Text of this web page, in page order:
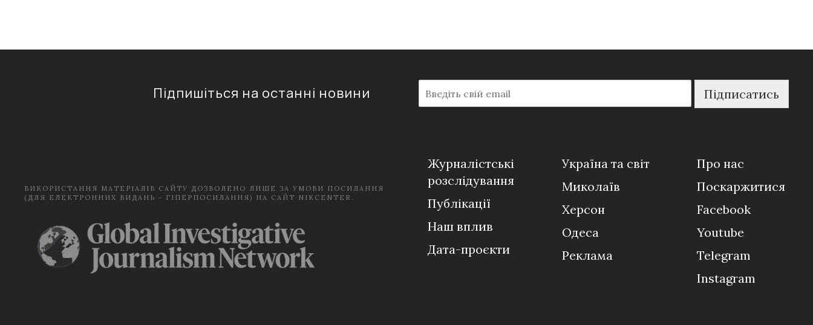
Підпишіться на останні новини
m
a
Підписатись
ВИКОРИСТАННЯ МАТЕРІАЛІВ САЙТУ ДОЗВОЛЕНО ЛИШЕ ЗА УМОВИ ПОСИЛАННЯ
(ДЛЯ ЕЛЕКТРОННИХ ВИДАНЬ - ГІПЕРПОСИЛАННЯ) НА САЙТ NIKCENTER.
Журналістські
розслідування
Публікації
Наш вплив
Дата-проєкти
Україна та світ
Миколаїв
Херсон
Одеса
Реклама
Про нас
Поскаржитися
Facebook
Youtube
Telegram
Instagram